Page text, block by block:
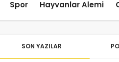
Spor Hayvanlar Alemi
SON YAZILAR